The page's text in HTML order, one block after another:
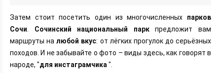
Затем стоит посетить один из многочисленных парков
Сочи
Сочинский национальный паркпредложит вам
маршруты налюбой вкус: от лёгких прогулок до серьёзных
походов. И не забывайте о фото – виды здесь, как говорят в
народе, "для инстаграмчика ".